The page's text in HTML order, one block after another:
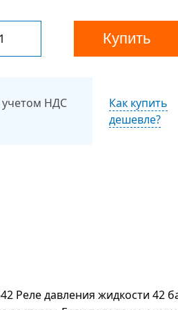
Купить
учетом НДС
Как купить
дешевле?
Реле давления жидкости 42